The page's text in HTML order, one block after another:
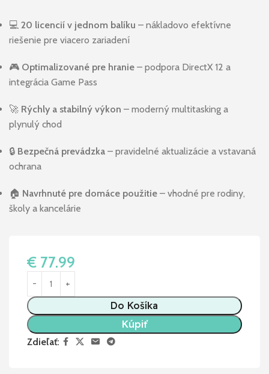
💻 20 licencií v jednom balíku – nákladovo efektívne
riešenie pre viacero zariadení
🎮 Optimalizované pre hranie – podpora DirectX 12 a
integrácia Game Pass
🚀 Rýchly a stabilný výkon – moderný multitasking a
plynulý chod
🔒 Bezpečná prevádzka – pravidelné aktualizácie a vstavaná
ochrana
🏠 Navrhnuté pre domáce použitie – vhodné pre rodiny,
školy a kancelárie
€ 77.99
Do Košíka
Kúpiť
Zdieľať: